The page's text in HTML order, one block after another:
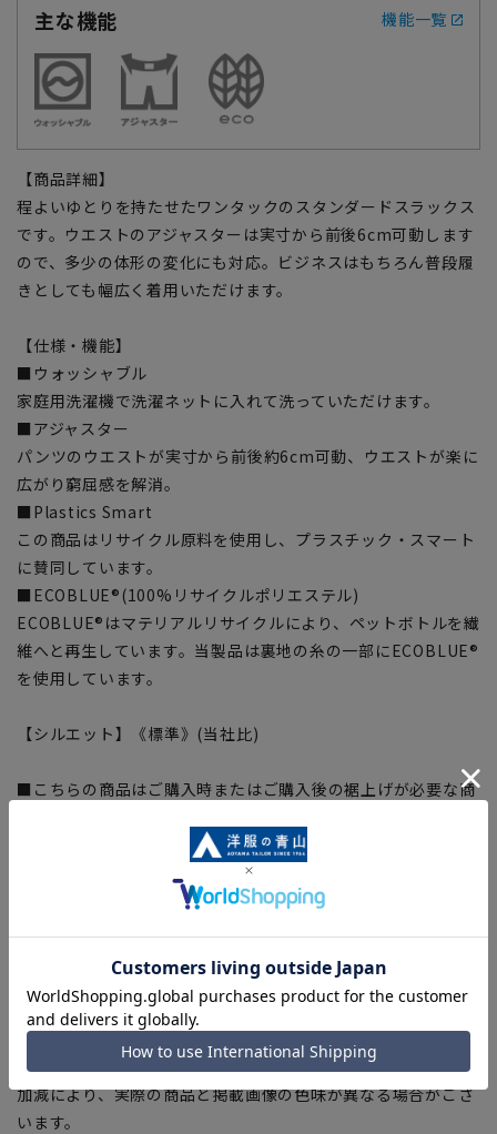
主な機能 機能一覧
【商品詳細】
程よいゆとりを持たせたワンタックのスタンダードスラックス
です。ウエストのアジャスターは実寸から前後6cm可動します
ので、多少の体形の変化にも対応。ビジネスはもちろん普段履
きとしても幅広く着用いただけます。
【仕様・機能】
■ウォッシャブル
家庭用洗濯機で洗濯ネットに入れて洗っていただけます。
■アジャスター
パンツのウエストが実寸から前後約6cm可動、ウエストが楽に
広がり窮屈感を解消。
■Plastics Smart
この商品はリサイクル原料を使用し、プラスチック・スマート
に賛同しています。
■ECOBLUE®(100%リサイクルポリエステル)
ECOBLUE®はマテリアルリサイクルにより、ペットボトルを繊
維へと再生しています。当製品は裏地の糸の一部にECOBLUE®
を使用しています。
【シルエット】《標準》(当社比)
■こちらの商品はご購入時またはご購入後の裾上げが必要な商
※こちらの商品は在庫切れの場合がございます。
■商品画像はサンプルのため、色味やサイズ等の仕様に変更が
ある場合がございますので、予めご了承ください。
■サイズスペックは仕上がりサイズを記載しております。
■ブラウザやお使いのモニター環境、また撮影時の室内外の光
加減により、実際の商品と掲載画像の色味が異なる場合がござ
います。